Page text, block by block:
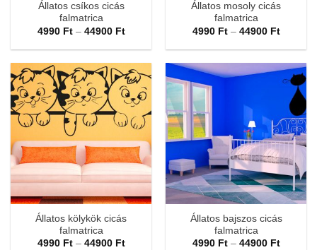
Állatos csíkos cicás
falmatrica
4990 Ft – 44900 FtÁrtartomány:
-
Állatos mosoly cicás
falmatrica
4990 Ft – 44900 Ft
-
Állatos kölykök cicás
falmatrica
4990 Ft – 44900 FtÁrtartomány:
Állatos bajszos cicás
falmatrica
4990 Ft – 44900 Ft